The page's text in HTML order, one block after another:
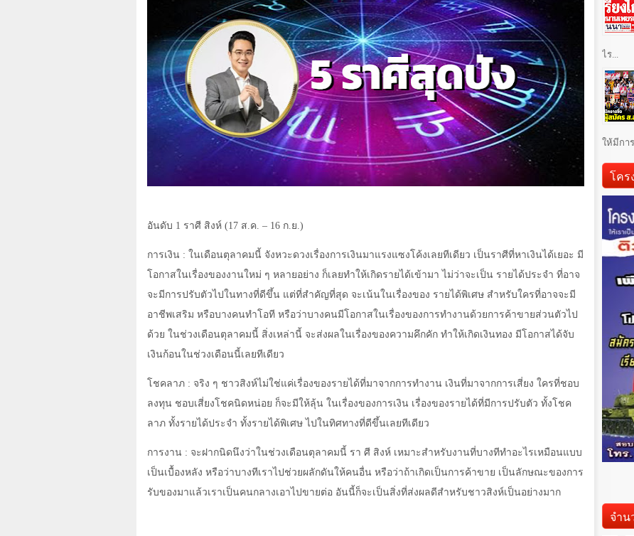
อันดับ 1 ราศี สิงห์ (17 ส.ค. – 16 ก.ย.)
การเงิน : ในเดือนตุลาคมนี้ จังหวะดวงเรื่องการเงินมาแรงแซงโค้งเลยทีเดียว เป็นราศีที่หาเงินได้เยอะ มี
โอกาสในเรื่องของงานใหม่ ๆ หลายอย่าง ก็เลยทำให้เกิดรายได้เข้ามา ไม่ว่าจะเป็น รายได้ประจำ ที่อาจ
จะมีการปรับตัวไปในทางที่ดีขึ้น แต่ที่สำคัญที่สุด จะเน้นในเรื่องของ รายได้พิเศษ สำหรับใครที่อาจจะมี
อาชีพเสริม หรือบางคนทำโอที หรือว่าบางคนมีโอกาสในเรื่องของการทำงานด้วยการค้าขายส่วนตัวไป
ด้วย ในช่วงเดือนตุลาคมนี้ สิ่งเหล่านี้ จะส่งผลในเรื่องของความคึกคัก ทำให้เกิดเงินทอง มีโอกาสได้จับ
เงินก้อนในช่วงเดือนนี้เลยทีเดียว
โชคลาภ : จริง ๆ ชาวสิงห์ไม่ใช่แค่เรื่องของรายได้ที่มาจากการทำงาน เงินที่มาจากการเสี่ยง ใครที่ชอบ
ลงทุน ชอบเสี่ยงโชคนิดหน่อย ก็จะมีให้ลุ้น ในเรื่องของการเงิน เรื่องของรายได้ที่มีการปรับตัว ทั้งโชค
ลาภ ทั้งรายได้ประจำ ทั้งรายได้พิเศษ ไปในทิศทางที่ดีขึ้นเลยทีเดียว
การงาน : จะฝากนิดนึงว่าในช่วงเดือนตุลาคมนี้ รา ศี สิงห์ เหมาะสำหรับงานที่บางทีทำอะไรเหมือนแบบ
เป็นเบื้องหลัง หรือว่าบางทีเราไปช่วยผลักดันให้คนอื่น หรือว่าถ้าเกิดเป็นการค้าขาย เป็นลักษณะของการ
รับของมาแล้วเราเป็นคนกลางเอาไปขายต่อ อันนี้ก็จะเป็นสิ่งที่ส่งผลดีสำหรับชาวสิงห์เป็นอย่างมาก
ไร...
ให้มีกา
โคร
จำน